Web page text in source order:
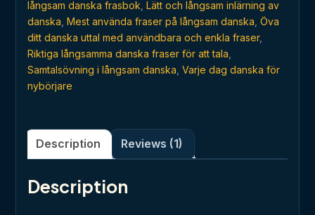
långsam danska frasbok Lätt och långsam inlärning av
danska Mest använda fraser på långsam danska Öva
ditt danska uttal med användbara och enkla fraser,
Riktiga långsamma danska fraser för att tala
Samtalsövning i långsam danska Varje dag danska för
nybörjare
Description Reviews (1)
Description